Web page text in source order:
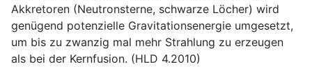
Akkretoren (Neutronsterne, schwarze Löcher) wird
genügend potenzielle Gravitationsenergie umgesetzt,
um bis zu zwanzig mal mehr Strahlung zu erzeugen
als bei der Kernfusion. (HLD 4.2010)